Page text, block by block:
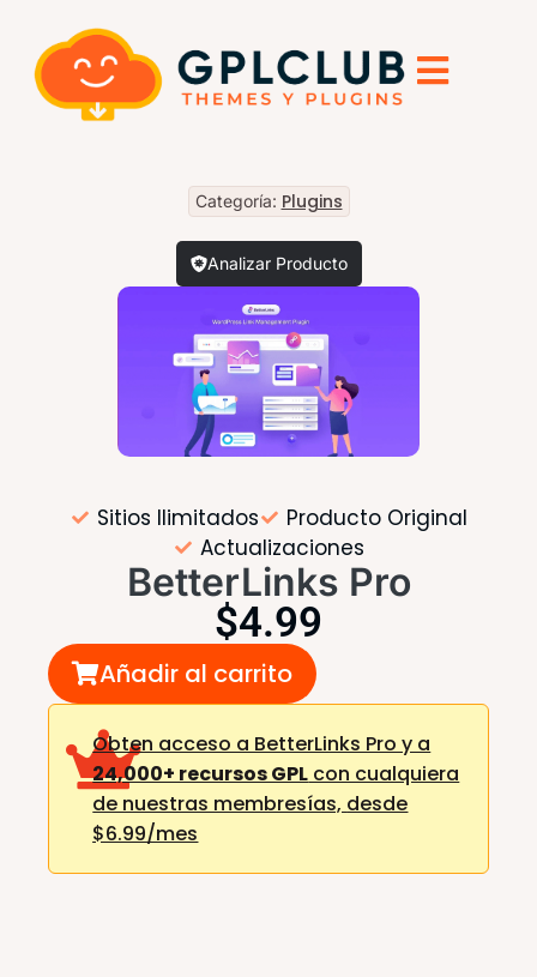
Categoría: Plugins
Analizar Producto
Sitios Ilimitados
Producto Original
Actualizaciones
BetterLinks Pro
$4.99
Añadir al carrito
Obten acceso a BetterLinks Pro y a
24,000+ recursos GPL con cualquiera
de nuestras membresías, desde
$6.99/mes